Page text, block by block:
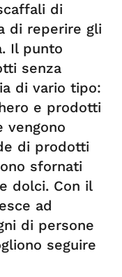
di
di reperire gli
Il punto
senza
di vario tipo:
e prodotti
vengono
di prodotti
sfornati
dolci. Con il
ad
di persone
seguire